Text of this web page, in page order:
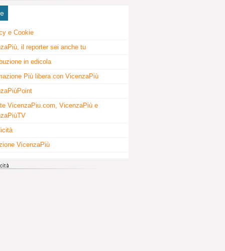
e Cookie
il reporter sei anche tu
in edicola
Più libera con VicenzaPiù
VicenzaPiu.com, VicenzaPiù e
VicenzaPiù